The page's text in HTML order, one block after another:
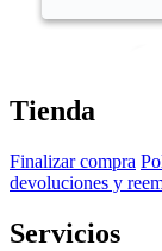
Tienda
Finalizar compra
devoluciones y
Servicios